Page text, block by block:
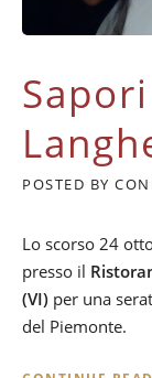
POSTED BY
Lo scorso 24
presso il
(VI) per una
del Piemonte.